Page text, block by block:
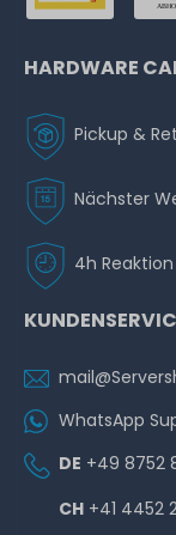
HARDWARE
Pickup &
Nächster
4h Reaktion
WhatsApp
DE +49 8752
CH +41 4452